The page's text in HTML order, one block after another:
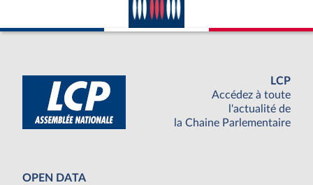
LCP
Accédez à toute
l'actualité de
la Chaine Parlementaire
OPEN DATA